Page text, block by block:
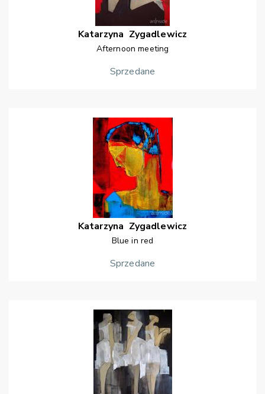
Katarzyna Zygadlewicz
Afternoon meeting
Sprzedane
Katarzyna Zygadlewicz
Blue in red
Sprzedane